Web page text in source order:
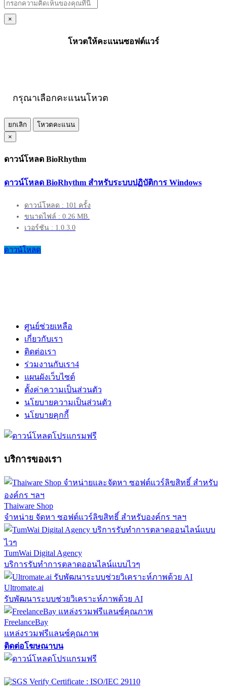
×
โหวตให้คะแนนซอฟต์แวร์
กรุณาเลือกคะแนนโหวต
ยกเลิก
โหวตคะแนน
×
ดาวน์โหลด BioRhythm
ดาวน์โหลด BioRhythm สำหรับระบบปฏิบัติการ Windows
ดาวน์โหลด : 101 ครั้ง
ขนาดไฟล์ : 0.26 MB.
เวอร์ชัน : 1.0.3.0
ดาวน์โหลด
ศูนย์ช่วยเหลือ
เกี่ยวกับเรา
ติดต่อเรา
ร่วมงานกับเรา4
แผนผังเว็บไซต์
ตั้งค่าความเป็นส่วนตัว
นโยบายความเป็นส่วนตัว
นโยบายคุกกี้
บริการของเรา
Thaiware Shop
จำหน่าย จัดหา ซอฟต์แวร์ลิขสิทธิ์ สำหรับองค์กร ฯลฯ
TumWai Digital Agency
บริการรับทำการตลาดออนไลน์แบบไวๆ
Ultromate.ai
รับพัฒนาระบบช่วยวิเคราะห์ภาพด้วย AI
FreelanceBay
แหล่งรวมฟรีแลนซ์คุณภาพ
ติดต่อโฆษณาบน